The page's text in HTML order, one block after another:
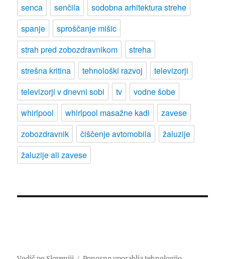
senca
senčila
sodobna arhitektura strehe
spanje
sproščanje mišic
strah pred zobozdravnikom
streha
strešna kritina
tehnološki razvoj
televizorji
televizorji v dnevni sobi
tv
vodne šobe
whirlpool
whirlpool masažne kadi
zavese
zobozdravnik
čiščenje avtomobila
žaluzije
žaluzije ali zavese